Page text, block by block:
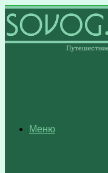
Меню